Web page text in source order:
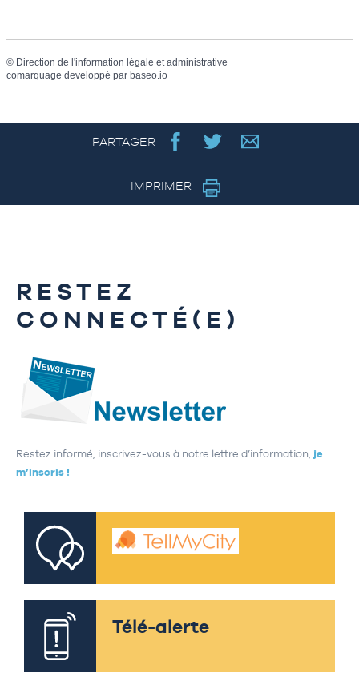
© Direction de l'information légale et administrative
comarquage developpé par baseo.io
PARTAGER
IMPRIMER
RESTEZ
CONNECTÉ(E)
Restez informé, inscrivez-vous à notre lettre d’information, je
m’inscris !
Télé-alerte